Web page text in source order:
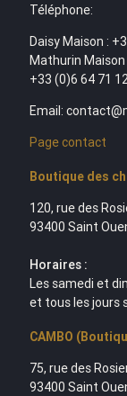
Téléphone:
Daisy Maison :
Mathurin
+33 (0)6 64 71
Email:
Page contact
Boutique des
120, rue des
93400 Saint
Horaires :
Les samedi et
et tous les jours
CAMBO
75, rue des
93400 Saint